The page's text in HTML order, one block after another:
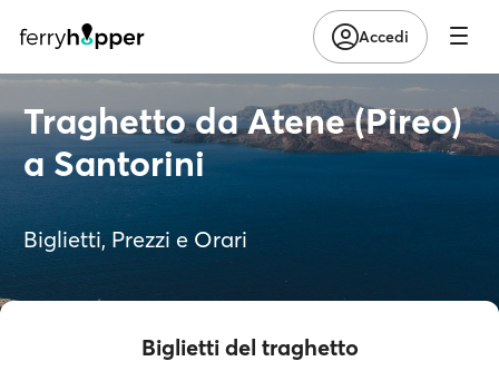
Accedi
Traghetto da Atene (Pireo)
a Santorini
Biglietti, Prezzi e Orari
Biglietti del traghetto